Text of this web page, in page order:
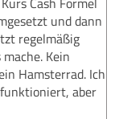
und dann
regelmäßig
Kein
Hamsterrad. Ich
aber